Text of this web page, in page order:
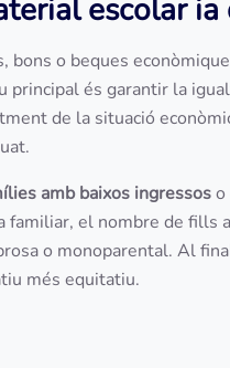
escolar
bons o beques
principal és garantir la
de la situació
amb baixos ingressoso
el nombre de fills
o monoparental. Al
més equitatiu.